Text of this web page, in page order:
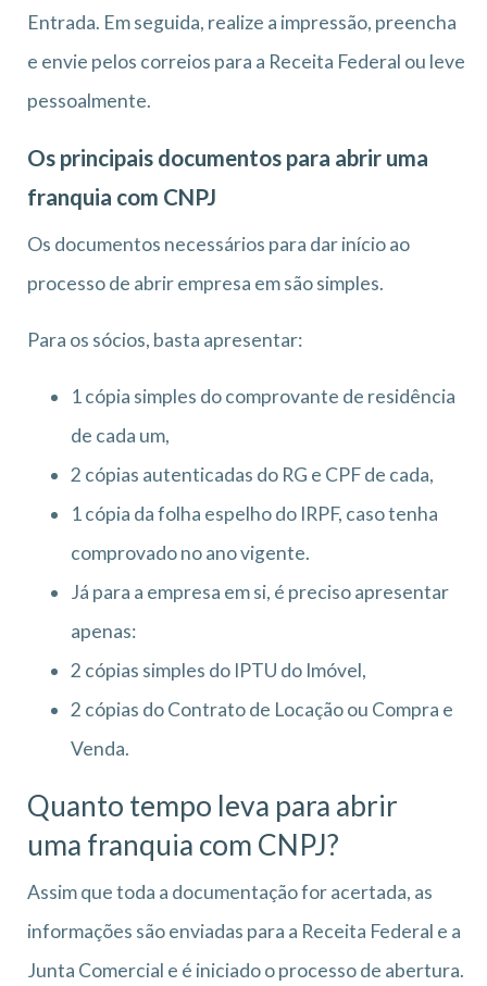
Entrada. Em seguida, realize a impressão, preencha
e envie pelos correios para a Receita Federal ou leve
pessoalmente.
Os principais documentos para abrir uma
franquia com CNPJ
Os documentos necessários para dar início ao
processo de abrir empresa em são simples.
Para os sócios, basta apresentar:
1 cópia simples do comprovante de residência
de cada um,
2 cópias autenticadas do RG e CPF de cada,
1 cópia da folha espelho do IRPF, caso tenha
comprovado no ano vigente.
Já para a empresa em si, é preciso apresentar
apenas:
2 cópias simples do IPTU do Imóvel,
2 cópias do Contrato de Locação ou Compra e
Venda.
Quanto tempo leva para abrir
uma franquia com CNPJ?
Assim que toda a documentação for acertada, as
informações são enviadas para a Receita Federal e a
Junta Comercial e é iniciado o processo de abertura.